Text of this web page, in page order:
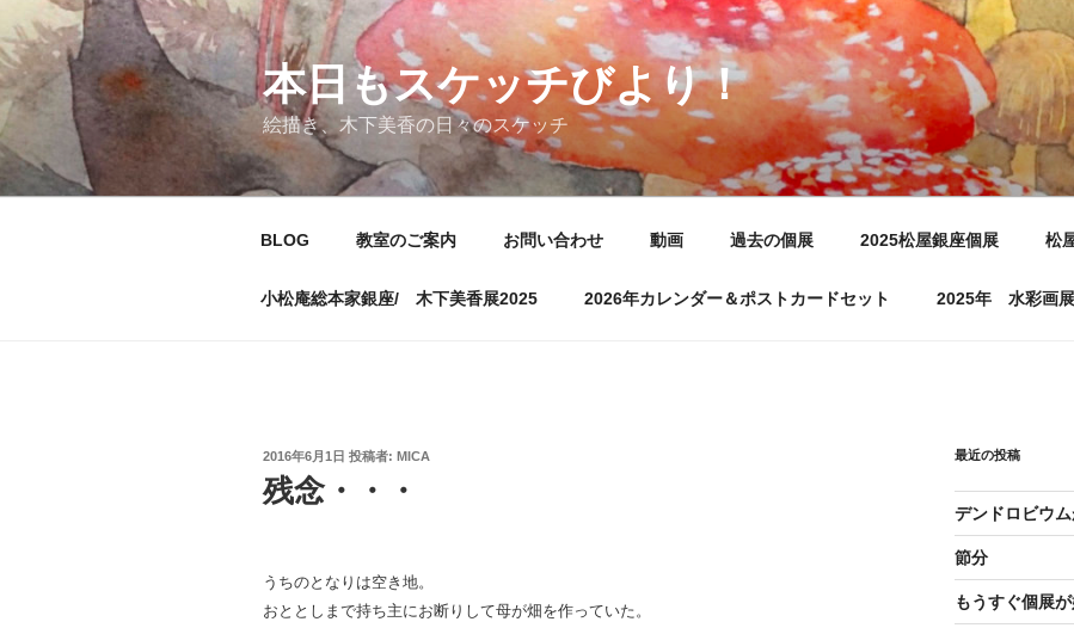
ン
テ
ン
ツ
へ
本日もスケッチびより！
絵描き、木下美香の日々のスケッチ
BLOG 教室のご案内 お問い合わせ 動画 過去の個展 2025松屋銀座個展 松
小松庵総本家銀座/ 木下美香展2025 2026年カレンダー＆ポストカードセット 2025年 水彩画
投
日:
2016年6月1日 投稿者: MICA
残念・・・
うちのとなりは空き地。
おととしまで持ち主にお断りして母が畑を作っていた。
最近の投稿
デンドロビウ
節分
もうすぐ個展